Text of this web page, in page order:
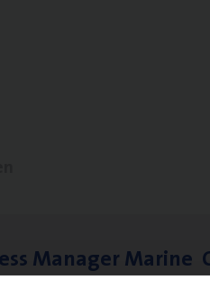
Mana­ger Mari­ne